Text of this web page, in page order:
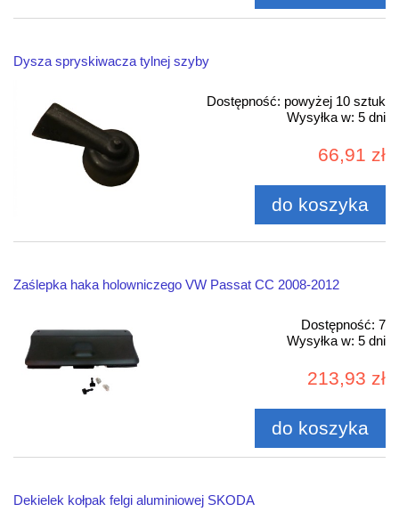
Dysza spryskiwacza tylnej szyby
Dostępność: powyżej 10 sztuk
Wysyłka w: 5 dni
66,91 zł
do koszyka
Zaślepka haka holowniczego VW Passat CC 2008-2012
Dostępność: 7
Wysyłka w: 5 dni
213,93 zł
do koszyka
Dekielek kołpak felgi aluminiowej SKODA